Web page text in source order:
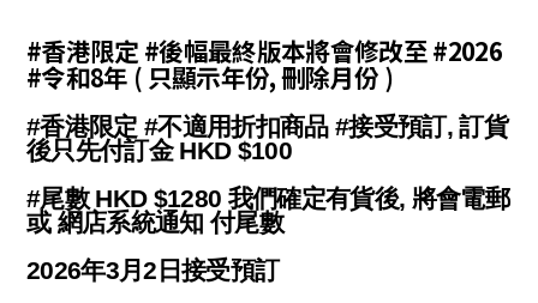
#香港限定 #後幅最終版本將會修改至 #2026
#令和8年 ( 只顯示年份, 刪除月份 )
#香港限定 #不適用折扣商品 #接受預訂, 訂貨
後只先付訂金 HKD $100
#尾數 HKD $1280 我們確定有貨後, 將會電郵
或 網店系統通知 付尾數
2026年3月2日接受預訂